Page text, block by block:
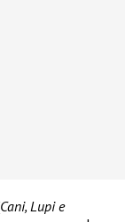
Cani, Lupi e